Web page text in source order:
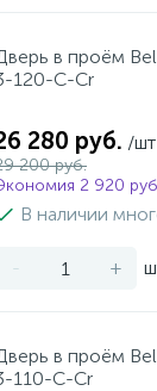
в проём
120-C-Cr
280 руб. /шт
200 руб.
2 920
В наличии
- +
в проём
110-C-Cr